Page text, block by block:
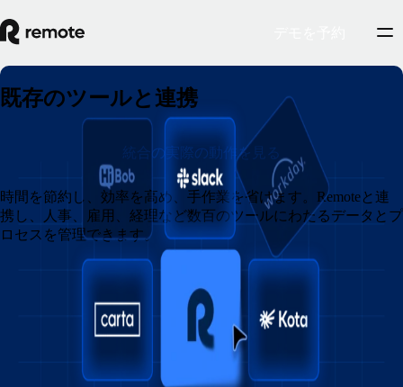
既存のツールと連携
時間を節約し、効率を高め、手作業を省けます。Remoteと連
携し、人事、雇用、経理など数百のツールにわたるデータとプ
ロセスを管理できます。
統合の実際の動作を見る